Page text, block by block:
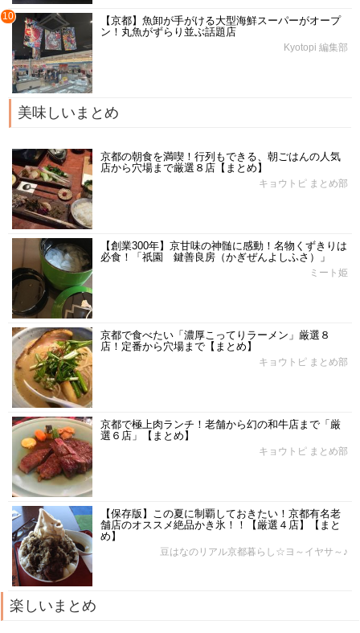
10
【京都】魚卸が手がける大型海鮮スーパーがオープ
ン！丸魚がずらり並ぶ話題店
Kyotopi 編集部
美味しいまとめ
京都の朝食を満喫！行列もできる、朝ごはんの人気
店から穴場まで厳選８店【まとめ】
キョウトピ まとめ部
【創業300年】京甘味の神髄に感動！名物くずきりは
必食！「祇園 鍵善良房（かぎぜんよしふさ）」
ミート姫
京都で食べたい「濃厚こってりラーメン」厳選８
店！定番から穴場まで【まとめ】
キョウトピ まとめ部
京都で極上肉ランチ！老舗から幻の和牛店まで「厳
選６店」【まとめ】
キョウトピ まとめ部
【保存版】この夏に制覇しておきたい！京都有名老
舗店のオススメ絶品かき氷！！【厳選４店】【まと
め】
豆はなのリアル京都暮らし☆ヨ～イヤサ～♪
楽しいまとめ